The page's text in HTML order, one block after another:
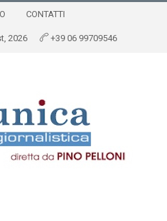
CONTATTI
2026 +39 06 99709546